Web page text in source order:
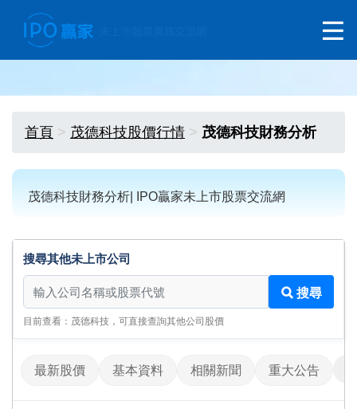
首頁 茂德科技股價行情 茂德科技財務分析
茂德科技財務分析| IPO贏家未上市股票交流網
搜尋其他未上市公司
搜尋其他未上市公司
搜尋
目前查看：茂德科技，可直接查詢其他公司股價
最新股價 基本資料 相關新聞 重大公告